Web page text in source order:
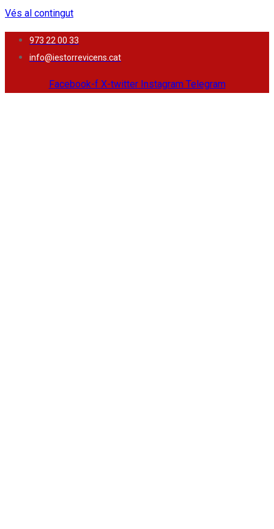
Vés al contingut
973 22 00 33
info@iestorrevicens.cat
Facebook-f X-twitter Instagram Telegram